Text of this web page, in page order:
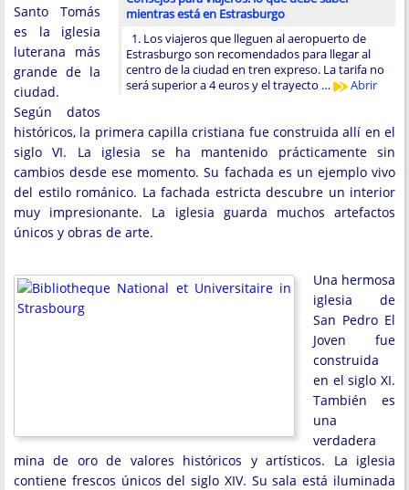
mientras está en Estrasburgo
1. Los viajeros que lleguen al aeropuerto de
Estrasburgo son recomendados para llegar al
centro de la ciudad en tren expreso. La tarifa no
será superior a 4 euros y el trayecto …
Abrir
Santo Tomás
es la iglesia
luterana más
grande de la
ciudad.
Según datos
históricos, la primera capilla cristiana fue construida allí en el
siglo VI. La iglesia se ha mantenido prácticamente sin
cambios desde ese momento. Su fachada es un ejemplo vivo
del estilo románico. La fachada estricta descubre un interior
muy impresionante. La iglesia guarda muchos artefactos
únicos y obras de arte.
Una hermosa
iglesia de
San Pedro El
Joven fue
construida
en el siglo XI.
También es
una
verdadera
mina de oro de valores históricos y artísticos. La iglesia
contiene frescos únicos del siglo XIV. Su sala está iluminada